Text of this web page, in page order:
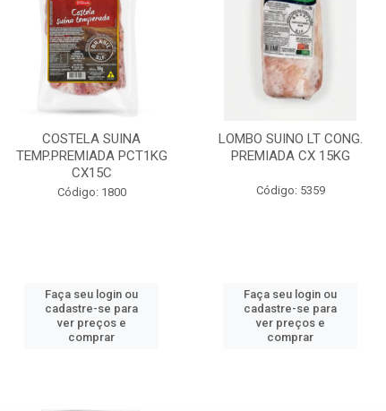
COSTELA SUINA
TEMP.PREMIADA PCT1KG
CX15C
Código: 1800
Faça seu login ou
cadastre-se para
ver preços e
comprar
LOMBO SUINO LT CONG.
PREMIADA CX 15KG
Código: 5359
Faça seu login ou
cadastre-se para
ver preços e
comprar